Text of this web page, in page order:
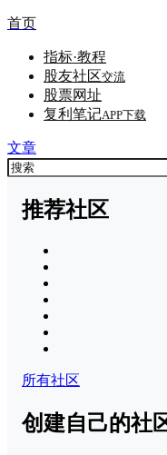
首页
指标·教程
股友社区交流
股票网址
复利笔记APP下载
文章
推荐社区
所有社区
创建自己的社